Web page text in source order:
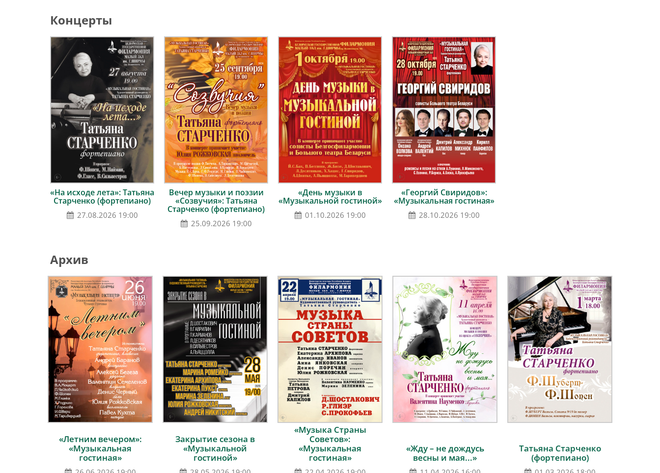
Концерты
«На исходе лета»: Татьяна
Старченко (фортепиано)
27.08.2026 19:00
Вечер музыки и поэзии
«Созвучия»: Татьяна
Старченко (фортепиано)
25.09.2026 19:00
«День музыки в
«Музыкальной гостиной»
01.10.2026 19:00
«Георгий Свиридов»:
«Музыкальная гостиная»
28.10.2026 19:00
Архив
«Летним вечером»:
«Музыкальная
гостиная»
Закрытие сезона в
«Музыкальной
гостиной»
«Музыка Страны
Советов»:
«Музыкальная
гостиная»
«Жду – не дождусь
весны и мая...»
Татьяна Старченко
(фортепиано)